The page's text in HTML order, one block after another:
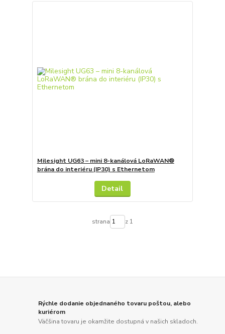
Milesight UG63 – mini 8-kanálová LoRaWAN®
brána do interiéru (IP30) s Ethernetom
Detail
strana z 1
Rýchle dodanie objednaného tovaru poštou, alebo
kuriérom
Väčšina tovaru je okamžite dostupná v našich skladoch.